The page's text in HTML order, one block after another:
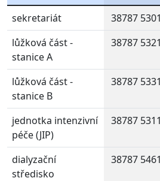
sekretariát
38787 5301
lůžková část -
stanice A
38787 5321
lůžková část -
stanice B
38787 5331
jednotka intenzivní
péče (JIP)
38787 5311
dialyzační
středisko
38787 5461